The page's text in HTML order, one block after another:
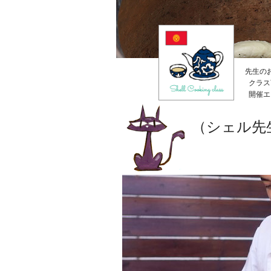
先生の
クラ
開催
（シェル